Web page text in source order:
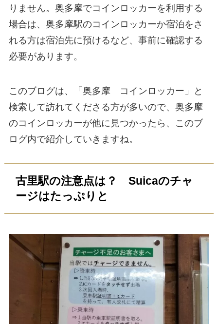
りません。奥多摩でコインロッカーを利用する
場合は、奥多摩駅のコインロッカーか宿泊をさ
れる方は宿泊先に預けるなど、事前に確認する
必要があります。
このブログは、「奥多摩 コインロッカー」と
検索して訪れてくださる方が多いので、奥多摩
のコインロッカーが他に見つかったら、このブ
ログ内で紹介していきますね。
古里駅の注意点は？ Suicaのチャ
ージはたっぷりと